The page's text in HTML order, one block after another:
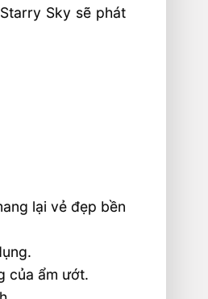
Sky sẽ phát
lại vẻ đẹp bền
của ẩm ướt.